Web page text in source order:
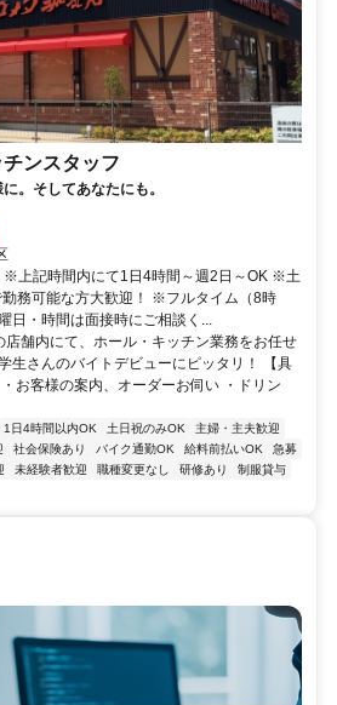
ンスタッフ
。そしてあなたにも。
※上記時間内にて1日4時間～週2日～OK ※土
務可能な方大歓迎！ ※フルタイム（8時
日・時間は面接時にご相談く...
舗内にて、ホール・キッチン業務をお任せ
生さんのバイトデビューにピッタリ！ 【具
お客様の案内、オーダーお伺い ・ドリン
1日4時間以内OK 土日祝のみOK
主婦・主夫歓迎
社会保険あり バイク通勤OK 給料前払いOK
急募
未経験者歓迎 職種変更なし 研修あり
制服貸与